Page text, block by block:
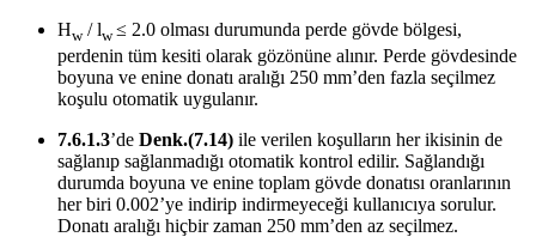
Hw/ lw≤ 2.0 olması durumunda perde gövde bölgesi,
perdenin tüm kesiti olarak gözönüne alınır. Perde gövdesinde
boyuna ve enine donatı aralığı 250 mm’den fazla seçilmez
koşulu otomatik uygulanır.
7.6.1.3’de Denk.(7.14) ile verilen koşulların her ikisinin de
sağlanıp sağlanmadığı otomatik kontrol edilir. Sağlandığı
durumda boyuna ve enine toplam gövde donatısı oranlarının
her biri 0.002’ye indirip indirmeyeceği kullanıcıya sorulur.
Donatı aralığı hiçbir zaman 250 mm’den az seçilmez.